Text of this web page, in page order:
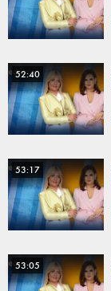
52:40
53:17
53:05